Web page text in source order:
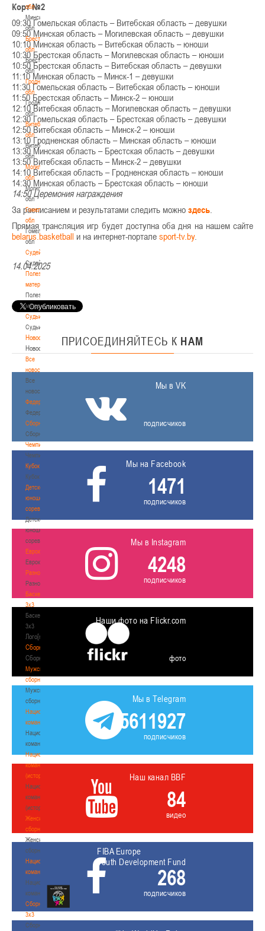
обл
Минская
обл
Брестская
обл
Брестская
обл
Гродненская
обл
Гродненская
обл
Витебская
обл
Витебская
обл
Могилевская
обл
Могилевская
обл
Гомельская
обл
Гомельская
обл
Судейство
Судейство
Полезные
материалы
Полезные
материалы
Судьи
Судьи
Новости
Новости
Все
новости
Все
новости
Федерация
Федерация
Сборные
Сборные
Чемпионат
Чемпионат
Кубок
Кубок
Детско-
юношеские
соревнования
Детско-
юношеские
соревнования
Еврокубки
Еврокубки
Разное
Разное
Баскетбол
3х3
Баскетбол
3х3
Лого[modid=121]
Сборные
Сборные
Мужские
сборные
Мужские
сборные
Национальная
команда
Национальная
команда
Национальная
команда
(история)
Национальная
команда
(история)
Женские
сборные
Женские
сборные
Национальная
команда
Национальная
команда
Сборные
3х3
Сборные
Корт №2
09:30 Гомельская область – Витебская область – девушки
09:50 Минская область – Могилевская область – девушки
10:10 Минская область – Витебская область – юноши
10:30 Брестская область – Могилевская область – юноши
10:50 Брестская область – Витебская область – девушки
11:10 Минская область – Минск-1 – девушки
11:30 Гомельская область – Витебская область – юноши
11:50 Брестская область – Минск-2 – юноши
12:10 Витебская область – Могилевская область – девушки
12:30 Гомельская область – Брестская область – девушки
12:50 Витебская область – Минск-2 – юноши
13:10 Гродненская область – Минская область – юноши
13:30 Минская область – Брестская область – девушки
13:50 Витебская область – Минск-2 – девушки
14:10 Витебская область – Гродненская область – юноши
14:30 Минская область – Брестская область – юноши
14:50 Церемония награждения
За расписанием и результатами следить можно здесь
Прямая трансляция игр будет доступна оба дня на нашем сайте
belarus.basketball и на интернет-портале sport-tv.by.
14.04.2025
ПРИСОЕДИНЯЙТЕСЬ К НАМ
Мы в VK
подписчиков
Мы на Facebook
1471
подписчиков
Мы в Instagram
4248
подписчиков
Наши фото на Flickr.com
фото
Мы в Telegram
5611927
подписчиков
Наш канал BBF
84
видео
FIBA Europe
Youth Development Fund
268
подписчиков